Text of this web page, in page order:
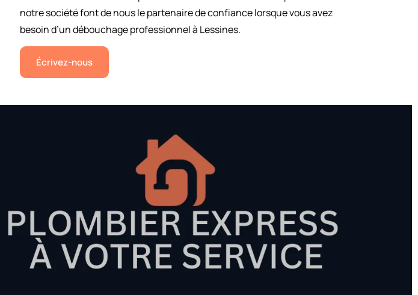
notre société font de nous le partenaire de confiance lorsque vous avez
besoin d’un débouchage professionnel à Lessines.
Écrivez-nous